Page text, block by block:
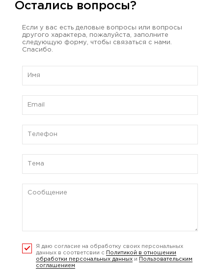
Остались вопросы?
Если у вас есть деловые вопросы или вопросы
другого характера, пожалуйста, заполните
следующую форму, чтобы связаться с нами.
Спасибо.
Я даю согласие на обработку своих персональных
данных в соответсвии с
Политикой в отношении
обработки персональных данных и
Пользовательским
соглашением